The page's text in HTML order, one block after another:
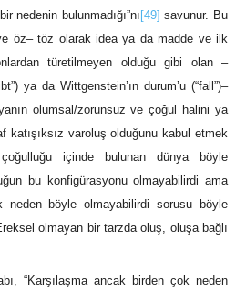
nedenin bulunmadığı”nı [49] savunur. Bu
öz‒ töz olarak idea ya da madde ve ilk
türetilmeyen olduğu gibi olan –
ya da Wittgenstein’ın durum’u (“fall”)‒
olumsal/zorunsuz ve çoğul halini ya
katışıksız varoluş olduğunu kabul etmek
içinde bulunan dünya böyle
bu konfigürasyonu olmayabilirdi ama
neden böyle olmayabilirdi sorusu böyle
olmayan bir tarzda oluş, oluşa bağlı
“Karşılaşma ancak birden çok neden